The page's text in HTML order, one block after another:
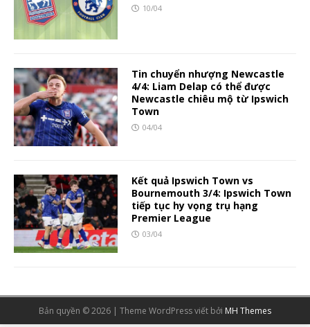
10/04
Tin chuyển nhượng Newcastle
4/4: Liam Delap có thể được
Newcastle chiêu mộ từ Ipswich
Town
04/04
Kết quả Ipswich Town vs
Bournemouth 3/4: Ipswich Town
tiếp tục hy vọng trụ hạng
Premier League
03/04
Bản quyền © 2026 | Theme WordPress viết bởi MH Themes